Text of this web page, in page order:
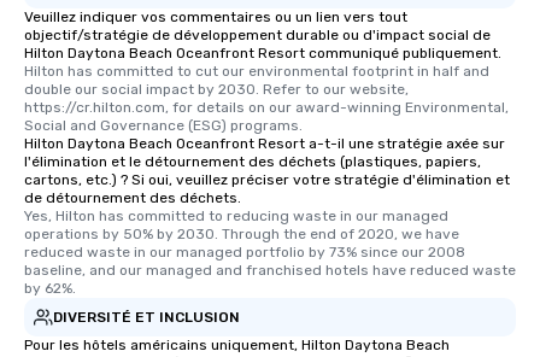
Veuillez indiquer vos commentaires ou un lien vers tout
objectif/stratégie de développement durable ou d'impact social de
Hilton Daytona Beach Oceanfront Resort communiqué publiquement.
Hilton has committed to cut our environmental footprint in half and
double our social impact by 2030. Refer to our website,
https://cr.hilton.com, for details on our award-winning Environmental,
Social and Governance (ESG) programs.
Hilton Daytona Beach Oceanfront Resort a-t-il une stratégie axée sur
l'élimination et le détournement des déchets (plastiques, papiers,
cartons, etc.) ? Si oui, veuillez préciser votre stratégie d'élimination et
de détournement des déchets.
Yes, Hilton has committed to reducing waste in our managed
operations by 50% by 2030. Through the end of 2020, we have
reduced waste in our managed portfolio by 73% since our 2008
baseline, and our managed and franchised hotels have reduced waste
by 62%.
DIVERSITÉ ET INCLUSION
Pour les hôtels américains uniquement, Hilton Daytona Beach